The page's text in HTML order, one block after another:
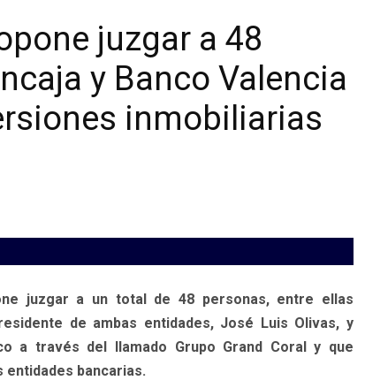
juzgar a 48
y Banco Valencia
inmobiliarias
juzgar a un total de 48 personas, entre ellas
de ambas entidades, José Luis Olivas, y
a través del llamado Grupo Grand Coral y que
entidades bancarias.